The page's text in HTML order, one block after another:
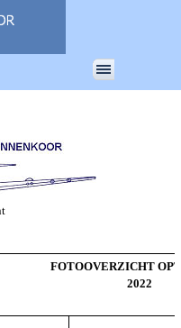
FOTOOVERZICHT
2022